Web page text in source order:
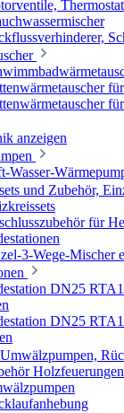
anzeigen
Wasser-
und Zubehör,
für
3-Wege-Mischer
DN25
DN25
Holzfeuerungen